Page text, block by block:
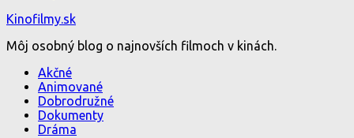
Kinofilmy.sk
Môj osobný blog o najnovších filmoch v kinách.
Akčné
Animované
Dobrodružné
Dokumenty
Dráma